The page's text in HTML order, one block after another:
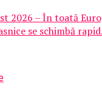
2026 – În toată
se schimbă